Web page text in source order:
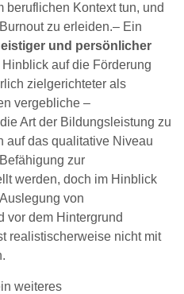
Kontext tun, und
zu erleiden.– Ein
und persönlicher
auf die Förderung
zielgerichteter als
vergebliche –
Art der Bildungsleistung zu
auf das qualitative Niveau
zur
werden, doch im Hinblick
von
vor dem Hintergrund
realistischerweise nicht mit
weiteres